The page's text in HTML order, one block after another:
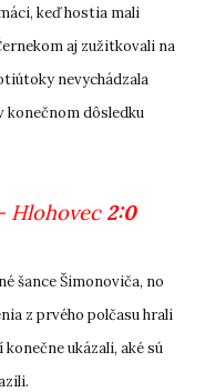
keď hostia mali
aj zužitkovali na
nevychádzala
konečnom dôsledku
Hlohovec2:0
šance Šimonoviča, no
z prvého polčasu hrali
ukázali, aké sú